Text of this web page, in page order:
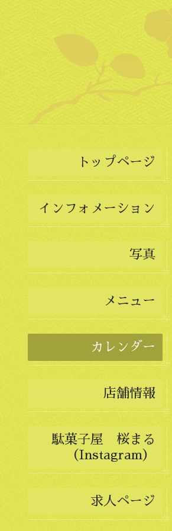
トップページ
インフォメーション
写真
メニュー
カレンダー
店舗情報
駄菓子屋 桜まる
（Instagram）
求人ページ